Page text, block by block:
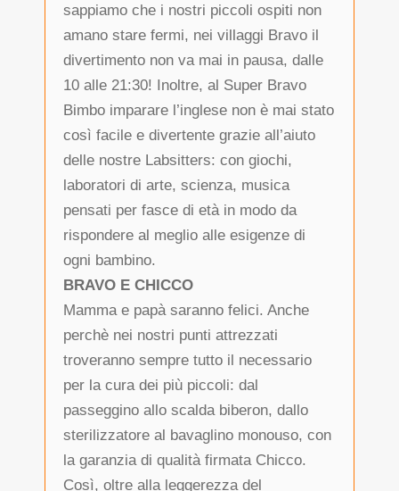
sappiamo che i nostri piccoli ospiti non
amano stare fermi, nei villaggi Bravo il
divertimento non va mai in pausa, dalle
10 alle 21:30! Inoltre, al Super Bravo
Bimbo imparare l’inglese non è mai stato
così facile e divertente grazie all’aiuto
delle nostre Labsitters: con giochi,
laboratori di arte, scienza, musica
pensati per fasce di età in modo da
rispondere al meglio alle esigenze di
ogni bambino.
BRAVO E CHICCO
Mamma e papà saranno felici. Anche
perchè nei nostri punti attrezzati
troveranno sempre tutto il necessario
per la cura dei più piccoli: dal
passeggino allo scalda biberon, dallo
sterilizzatore al bavaglino monouso, con
la garanzia di qualità firmata Chicco.
Così, oltre alla leggerezza del